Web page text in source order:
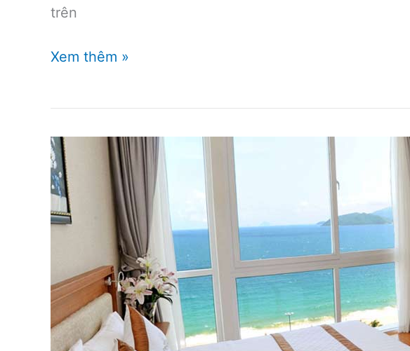
trên
Hướng
hóa
đơn
khi
đặt
Xem thêm »